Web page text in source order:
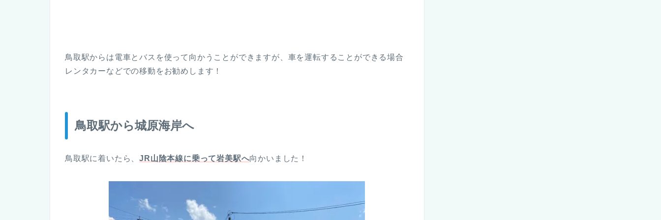
鳥取駅からは電車とバスを使って向かうことができますが、車を運転することができる場合
レンタカーなどでの移動をお勧めします！
鳥取駅から城原海岸へ
鳥取駅に着いたら、JR山陰本線に乗って岩美駅へ向かいました！